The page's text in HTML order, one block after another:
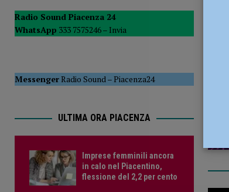
[ 5 Agosto 2026 ] Savino Orazzo è un nuovo
Radio Sound Piacenza 24
WhatsApp 333 7575246 – Invia
MessengerRadio Sound–Piacenza24
ULTIMA ORA PIACENZA
Imprese femminili ancora
in calo nel Piacentino,
flessione del 2,2 per cento